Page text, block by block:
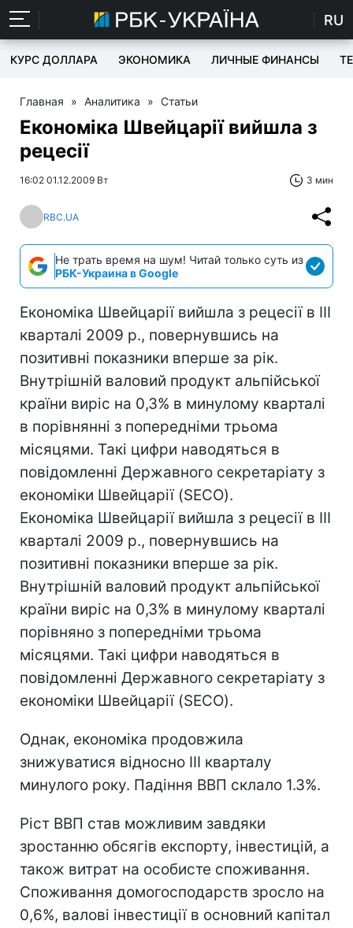
RU
КУРС ДОЛЛАРА ЭКОНОМИКА ЛИЧНЫЕ ФИНАНСЫ
Главная » Аналитика » Статьи
Економіка Швейцарії вийшла з
рецесії
16:02 01.12.2009 Вт 3 мин
RBC.UA
Не трать время на шум! Читай только суть из
РБК-Украина в Google
Економіка Швейцарії вийшла з рецесії в III
кварталі 2009 р., повернувшись на
позитивні показники вперше за рік.
Внутрішній валовий продукт альпійської
країни виріс на 0,3% в минулому кварталі
в порівнянні з попередніми трьома
місяцями. Такі цифри наводяться в
повідомленні Державного секретаріату з
економіки Швейцарії (SECO).
Економіка Швейцарії вийшла з рецесії в III
кварталі 2009 р., повернувшись на
позитивні показники вперше за рік.
Внутрішній валовий продукт альпійської
країни виріс на 0,3% в минулому кварталі
порівняно з попередніми трьома
місяцями. Такі цифри наводяться в
повідомленні Державного секретаріату з
економіки Швейцарії (SECO).
Однак, економіка продовжила
знижуватися відносно III кварталу
минулого року. Падіння ВВП склало 1.3%.
Ріст ВВП став можливим завдяки
зростанню обсягів експорту, інвестицій, а
також витрат на особисте споживання.
Споживання домогосподарств зросло на
0,6%, валові інвестиції в основний капітал